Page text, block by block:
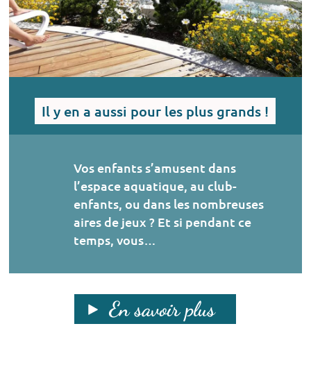
Il y en a aussi pour les plus grands !
Vos enfants s’amusent dans
l’espace aquatique, au club-
enfants, ou dans les nombreuses
aires de jeux ? Et si pendant ce
temps, vous…
En savoir plus